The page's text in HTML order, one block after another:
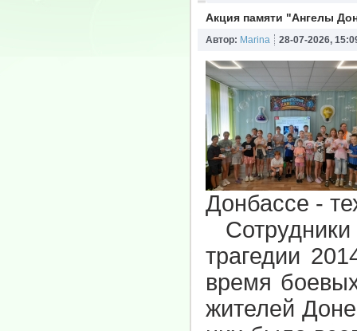
Акция памяти "Ангелы
Автор: Marina 28-07-2026,
Донбассе -
трагедии
время
жителей